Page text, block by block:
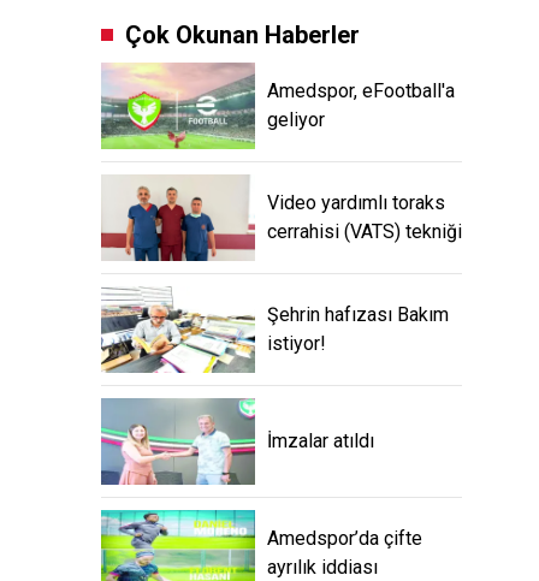
Çok Okunan Haberler
Amedspor, eFootball'a
geliyor
Video yardımlı toraks
cerrahisi (VATS) tekniği
Şehrin hafızası Bakım
istiyor!
İmzalar atıldı
Amedspor’da çifte
ayrılık iddiası